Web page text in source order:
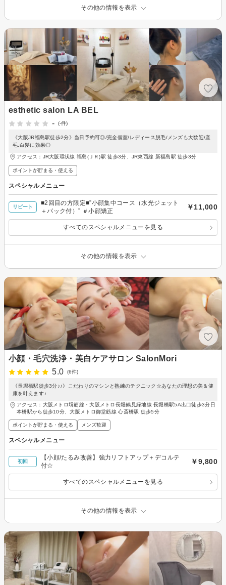
その他の情報を表示
esthetic salon LA BEL
-
(-件)
《大阪JR福島駅徒歩2分》当日予約可◎/完全個室/レディース脱毛/メンズも大歓迎/産
毛.白髪に効果◎
アクセス：JR大阪環状線 福島(ＪＲ)駅 徒歩3分、JR東西線 新福島駅 徒歩3分
ポイントが貯まる・使える
スペシャルメニュー
リピート
■2回目の方限定■”小顔集中コース（水光ジェット
＋パック付）” ＃小顔矯正
￥11,000
すべてのスペシャルメニューを見る
その他の情報を表示
小顔・毛穴洗浄・美白ケアサロン SalonMori
5.0
(6件)
《長堀橋駅徒歩3分♪♪》こだわりのマシンと熟練のテクニック☆あなたの理想の美＆健
康を叶えます♪
アクセス：大阪メトロ堺筋線・大阪メトロ長堀鶴見緑地線 長堀橋駅5A出口徒歩3分日
本橋駅から徒歩10分、大阪メトロ御堂筋線 心斎橋駅 徒歩5分
ポイントが貯まる・使える メンズ歓迎
スペシャルメニュー
初回
【小顔/たるみ改善】強力リフトアップ＋デコルテ
付☆
￥9,800
すべてのスペシャルメニューを見る
その他の情報を表示